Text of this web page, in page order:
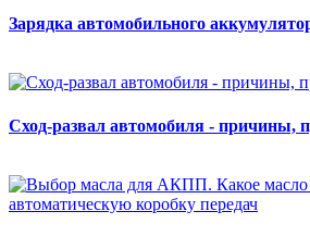
Зарядка автомобильного
Сход-развал автомобиля - причины,